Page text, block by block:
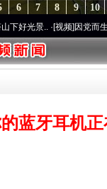
10
9
8
7
6
·[视频]因党而生 为党而战
蓝牙耳机